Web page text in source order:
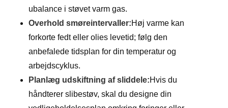
ubalance i støvet varm gas.
Overhold smøreintervaller:Høj varme kan
forkorte fedt eller olies levetid; følg den
anbefalede tidsplan for din temperatur og
arbejdscyklus.
Planlæg udskiftning af sliddele:Hvis du
håndterer slibestøv, skal du designe din